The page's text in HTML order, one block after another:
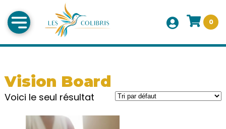
0
Vision Board
Voici le seul résultat